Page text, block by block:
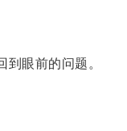
眼前的问题。